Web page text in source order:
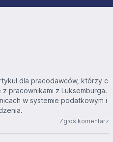
dla pracodawców, którzy c
pracownikami z Luksemburga.
w systemie podatkowym i
Zgłoś komentarz